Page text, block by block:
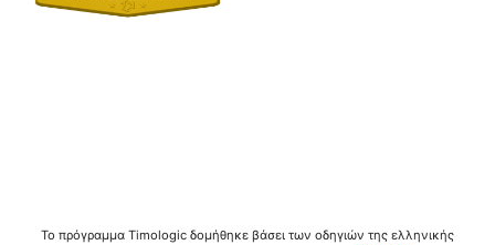
Το πρόγραμμα Timologic δομήθηκε βάσει των οδηγιών της ελληνικής